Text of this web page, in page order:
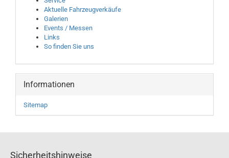
Aktuelle Fahrzeugverkäufe
Galerien
Events / Messen
Links
So finden Sie uns
Informationen
Sitemap
Sicherheitshinweise